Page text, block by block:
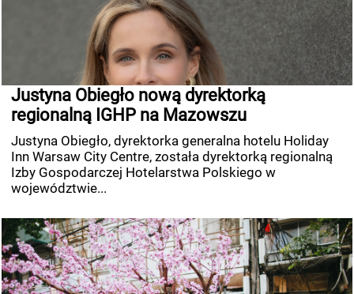
Justyna Obiegło nową dyrektorką
regionalną IGHP na Mazowszu
Justyna Obiegło, dyrektorka generalna hotelu Holiday
Inn Warsaw City Centre, została dyrektorką regionalną
Izby Gospodarczej Hotelarstwa Polskiego w
województwie...